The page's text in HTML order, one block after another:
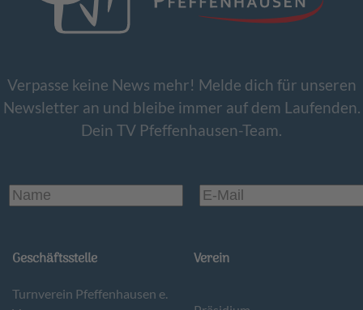
Verpasse keine News mehr! Melde dich für unseren
Newsletter an und bleibe immer auf dem Laufenden.
Dein TV Pfeffenhausen-Team.
Geschäftsstelle
Turnverein Pfeffenhausen e.
Verein